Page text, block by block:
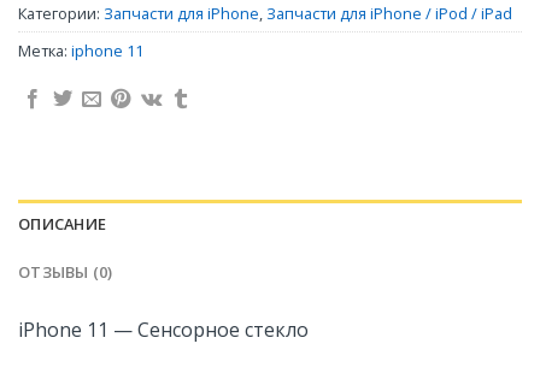
Категории: Запчасти для iPhone, Запчасти для iPhone / iPod / iPad
Метка: iphone 11
ОПИСАНИЕ
ОТЗЫВЫ (0)
iPhone 11 — Сенсорное стекло